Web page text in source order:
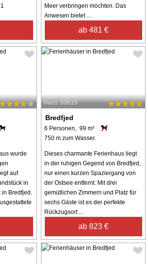
Meer verbringen möchten. Das
Anwesen bietet ...
ab 481 €
wurde
auf
in
in Bredfjed.
Haus: 60619
Bredfjed
6 Personen, 99 m²
750 m zum Wasser.
Dieses charmante Ferienhaus liegt
in der ruhigen Gegend von Bredfjed,
nur einen kurzen Spaziergang von
der Ostsee entfernt. Mit drei
gemütlichen Zimmern und Platz für
sechs Gäste ist es der perfekte
Rückzugsort ...
ab 823 €